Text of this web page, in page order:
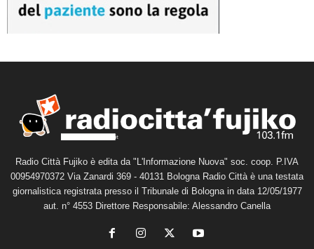
Radio Città Fujiko è edita da "L'Informazione Nuova" soc. coop. P.IVA
00954970372 Via Zanardi 369 - 40131 Bologna Radio Città è una testata
giornalistica registrata presso il Tribunale di Bologna in data 12/05/1977
aut. n° 4553 Direttore Responsabile: Alessandro Canella